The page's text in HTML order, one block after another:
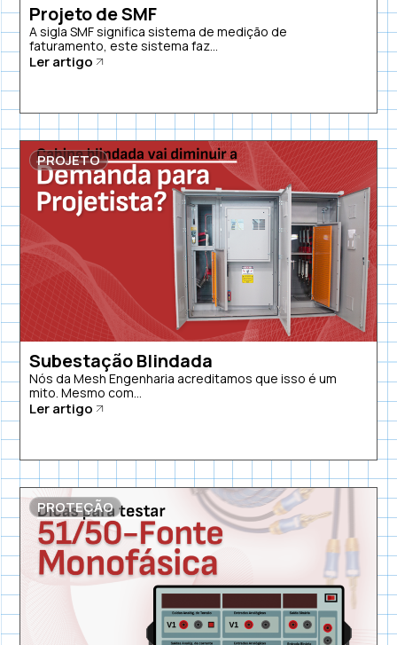
Projeto de SMF
A sigla SMF significa sistema de medição de
faturamento, este sistema faz...
Ler artigo
PROJETO
Subestação Blindada
Nós da Mesh Engenharia acreditamos que isso é um
mito. Mesmo com...
Ler artigo
PROTEÇÃO